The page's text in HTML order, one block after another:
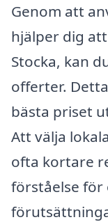
Genom att
hjälper dig
Stocka, kan
offerter.
bästa priset
Att välja
ofta kortare
förståelse för